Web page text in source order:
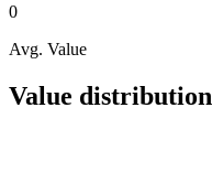
0
Avg. Value
Value distribution